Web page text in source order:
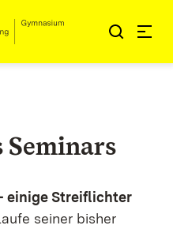
Seminars
einige Streiflichter
seiner bisher